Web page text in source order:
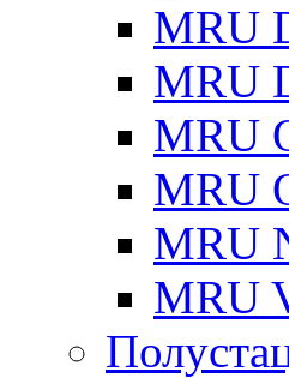
MRU
MRU
MRU
MRU
MRU
MRU